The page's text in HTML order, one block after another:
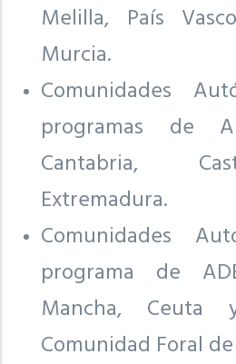
Melilla, País
Murcia.
Comunidades
programas de
Cantabria,
Extremadura.
Comunidades
programa de
Mancha,
Comunidad Foral